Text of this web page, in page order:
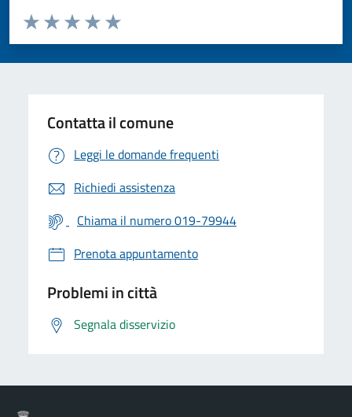
Valuta da 1 a 5 stelle la pagina
Valuta 5 stelle su 5
Valuta 4 stelle su 5
Valuta 3 stelle su 5
Valuta 2 stelle su 5
Valuta 1 stelle su 5
Contatta il comune
Leggi le domande frequenti
Richiedi assistenza
Chiama il numero 019-79944
Prenota appuntamento
Problemi in città
Segnala disservizio